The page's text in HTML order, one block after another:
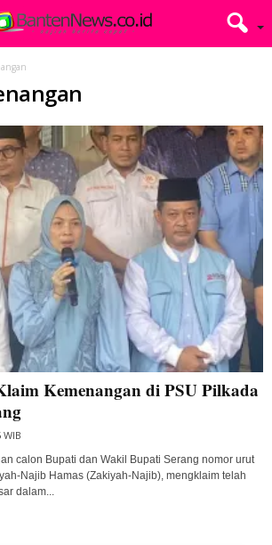
Kemenangan di PSU Pilkada
calon Bupati dan Wakil Bupati Serang nomor urut
Najib Hamas (Zakiyah-Najib), mengklaim telah
dalam...